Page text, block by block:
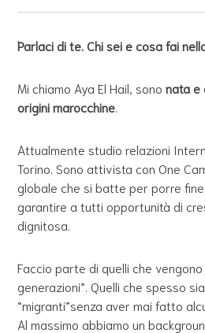
Parlaci di te. Chi sei e cosa fai
Mi chiamo Aya El Hail, sononata e
origini marocchine
Attualmente studio relazioni
Torino. Sono attivista con One
globale che si batte per porre
garantire a tutti opportunità di
dignitosa.
Faccio parte di quelli che
generazioni”. Quelli che spesso
“migranti”senza aver mai fatto
Al massimo abbiamo un